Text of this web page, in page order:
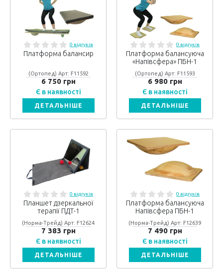
0 відгуків
Платформа балансир
(Ортопед) Арт: F11592
6 750 грн
Є в наявності
ДЕТАЛЬНІШЕ
0 відгуків
Платформа балансуюча
«Напівсфера» ПБН-1
(Ортопед) Арт: F11593
6 980 грн
Є в наявності
ДЕТАЛЬНІШЕ
0 відгуків
Планшет дзеркальної
терапії ПДТ-1
(Норма-Трейд) Арт: F12624
7 383 грн
Є в наявності
ДЕТАЛЬНІШЕ
0 відгуків
Платформа балансуюча
Напівсфера ПБН-1
(Норма-Трейд) Арт: F12639
7 490 грн
Є в наявності
ДЕТАЛЬНІШЕ